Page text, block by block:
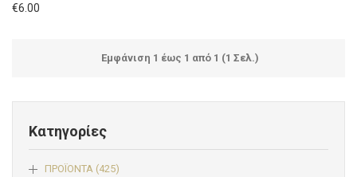
Κατηγορίες
ΠΡΟΪΟΝΤΑ (425)
€6.00
Εμφάνιση 1 έως 1 από 1 (1 Σελ.)